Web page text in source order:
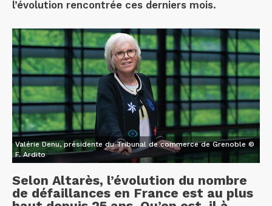
l’évolution rencontrée ces derniers mois.
Valérie Denu, présidente du Tribunal de commerce de Grenoble ©
F. Ardito
Selon Altarès, l’évolution du nombre
de défaillances en France est au plus